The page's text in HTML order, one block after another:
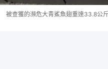
被查獲的瀕危大青鯊魚翅重達33.8公